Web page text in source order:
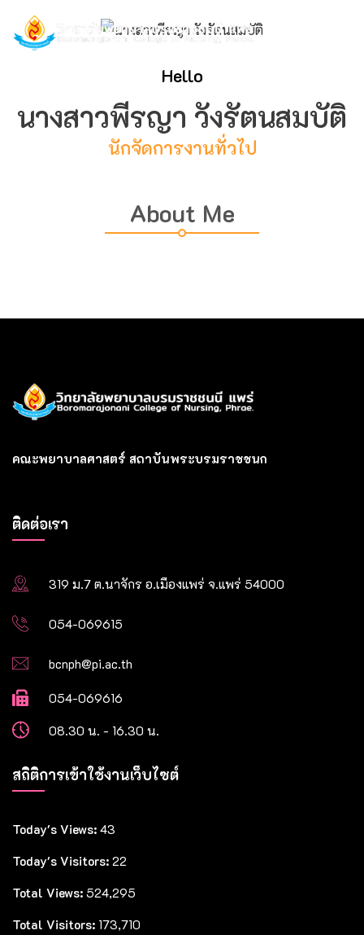
Hello
นางสาวพีรญา วังรัตนสมบัติ
นักจัดการงานทั่วไป
About Me
คณะพยาบาลศาสตร์ สถาบันพระบรมราชชนก
ติดต่อเรา
319 ม.7 ต.นาจักร อ.เมืองแพร่ จ.แพร่ 54000
054-069615
bcnph@pi.ac.th
054-069616
08.30 น. - 16.30 น.
สถิติการเข้าใช้งานเว็บไซต์
Today's Views: 43
Today's Visitors: 22
Total Views: 524,295
Total Visitors: 173,710